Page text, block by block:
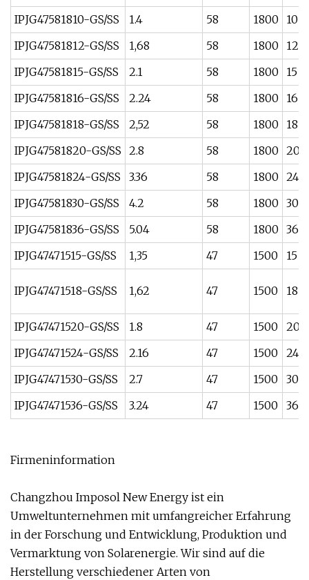
IPJG47581810-GS/SS 1.4 58 1800
10
IPJG47581812-GS/SS
1,68 58 1800
12
IPJG47581815-GS/SS
2.1 58 1800
15
IPJG47581816-GS/SS
2.24 58 1800
16
IPJG47581818-GS/SS
2,52 58 1800
18
IPJG47581820-GS/SS 2.8 58 1800 20
IPJG47581824-GS/SS
3.36 58 1800 24
IPJG47581830-GS/SS
4.2 58 1800 30
IPJG47581836-GS/SS
5.04 58 1800 36
IPJG47471515-GS/SS
1,35 47 1500 15
IPJG47471518-GS/SS 1,62 47 1500 18
IPJG47471520-GS/SS 1.8 47 1500
20
IPJG47471524-GS/SS
2.16 47 1500
24
IPJG47471530-GS/SS
2.7 47 1500
30
IPJG47471536-GS/SS
3.24 47 1500 36
Firmeninformation
Changzhou Imposol New Energy ist ein
Umweltunternehmen mit umfangreicher Erfahrung
in der Forschung und Entwicklung, Produktion und
Vermarktung von Solarenergie. Wir sind auf die
Herstellung verschiedener Arten von